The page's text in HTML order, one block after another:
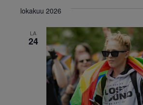
lokakuu 2026
LA
24